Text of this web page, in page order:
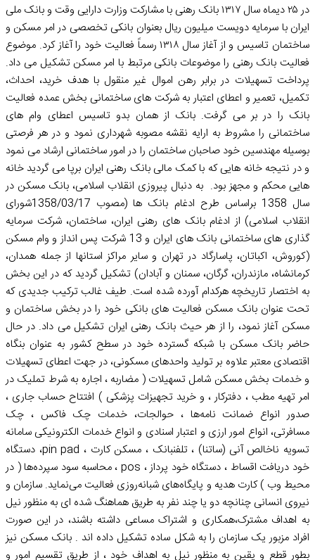
در ۲۵ دیماه سال ۱۳۱۷ بانک رهنی با مشارکت وزارت دارایی وقت و بانک ملی
ایران با سرمایه دویست میلیون ریال بعنوان بانکی تخصصی در امر مسکن و
ساختمان تاسیس و از آغاز سال ۱۳۱۸ رسماً فعالیت خود را آغاز کرد. موضوع
فعالیت بانک رهنی را‌ موضوعات بانکی مرتبط با امر مسکن تشکیل می داد.
پرداخت تسهیلات در برابر رهن اموال غیر منقول با هدف خرید، ‌احداث،
تکمیل، ‌تعمیر و اعطای اعتبار به شرکت های ساختمانی بخش عمده فعالیت
بانک را در بر می گرفت. بانک از همان بدو تاسیس اعطای وام های
ساختمانی را مشروط به ارایه نقشه مصوبه شهرداری نمود و در هر فرصتی
بوسیله مهندسین خود صاحبان ساختمان را در امور ساختمانی ارشاد می نمود
و در نتیجه خانه هایی که با کمک مالی بانک رهنی ایران برپا می گردید خانه
هایی محکم و مجهز بود. ‌ به دنبال پیروزی انقلاب اسلامی، بانک مسکن در
سال 1358 براساس طرح ادغام بانک ها (مصوب 1358/03/17شورای
انقلاب اسلامی) از ادغام بانک های رهنی ایران، ساختمان، ‌شرکت سرمایه
گذاری های ساختمانی بانک های ایران و 13 شرکت پس انداز و وام مسکن
(کوروش، ‌اکباتان، ‌پاسارگاد در تهران و سایر مراکز استانها از جمله ‌همدان،
‌کرمانشاه، ‌مازندران، گرگان، سمنان و آبادان) تشکیل گردید که در این بخش
به اختصار تاریخچه هرکدام آورده شده است. ‌طیف غالب ترکیب جدیدی که
تحت عنوان بانک مسکن فعالیت های بانکی خود را در بخش ساختمان و
مسکن آغاز نمود، را از هر حیث بانک رهنی ایران تشکیل می داد. در حال
حاضر بانک مسکن با شبکه گسترده خود در سطح کشور به عنوان بنگاه
اقتصادی معتبر علاوه بر تولید واحدهای مسکونی، در جهت اعطای تسهیلات
و خدمات بخش مسکن شامل تسهیلات ( مضاربه ، اجاره به شرط تملیک در
امر تهیه مطب ، دفترکار ، و خرید تجهیزات پزشکی ) افتتاح حساب جاری ،
صدور انواع ضمانت نامه‌ها ، حوالجات، خدمات چک فاکس ، چک
مسافرتی، انواع امور ارزی و اعتبار اسنادی و انواع خدمات الکترونیکی سامانه
تسویه ناخالص آنی (ساتنا) ، تلفنبانک ، مسکن کارت ، pin pad، دستگاه
خود دریافت اقساط ، دستگاه خود پرداز ، pos ، محاسبه سود سپرده‌ها ( در
محیط وب ) کارت هدیه و پایگاه‌های شبانه‌روزی فعالیت می‌نماید. سازمان و
نیروی انسانی چنانچه دو یا چند نفر به طریق هماهنگ شده ای به منظور نیل
به اهداف مشترک،همکاری و اشتراک مساعی داشته باشند، در این صورت
افراد مزبور یک سازمان را به شکل ساده تشکیل داده اند . بانک مسکن نیز
بطور قطع و یقین به منظور نیل به اهداف خود ، از طریق تقسیم امور و